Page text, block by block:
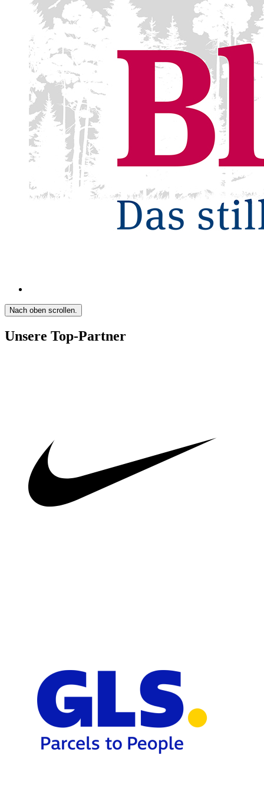
Nach oben scrollen.
Unsere Top-Partner